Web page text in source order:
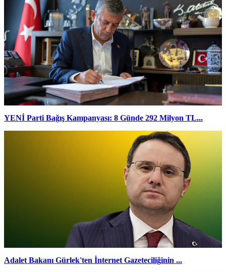
YENİ Parti Bağış Kampanyası: 8 Günde 292 Milyon TL...
Adalet Bakanı Gürlek'ten İnternet Gazeteciliğinin ...